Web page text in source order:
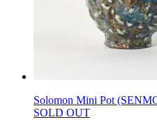
Solomon Mini Pot
SOLD OUT